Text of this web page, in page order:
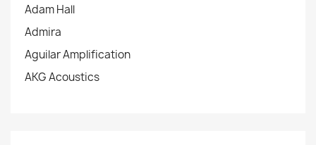
Adam Hall
Admira
Aguilar Amplification
AKG Acoustics